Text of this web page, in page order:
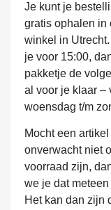
Je kunt je
gratis ophalen in
winkel in Utrecht.
je voor 15:00,
pakketje de
al voor je klaar –
woensdag t/m
Mocht een artikel
onverwacht niet
voorraad zijn,
we je dat meteen
Het kan dan zijn